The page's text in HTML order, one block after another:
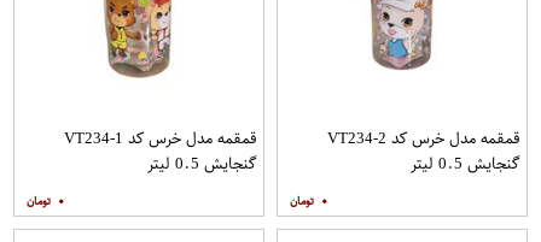
قمقمه مدل خرس کد VT234-2
گنجایش 0.5 لیتر
۰
قمقمه مدل خرس کد VT234-1
گنجایش 0.5 لیتر
۰